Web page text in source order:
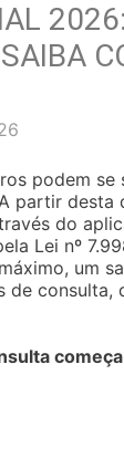
podem
partir
do
Lei nº
um
de